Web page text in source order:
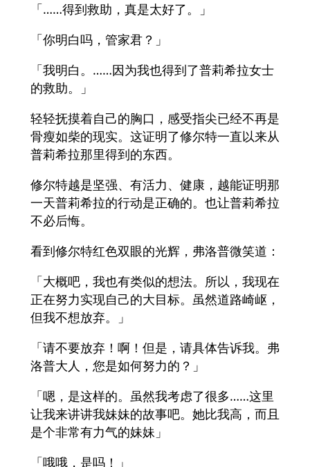
「……得到救助，真是太好了。」
「你明白吗，管家君？」
「我明白。……因为我也得到了普莉希拉女士
的救助。」
轻轻抚摸着自己的胸口，感受指尖已经不再是
骨瘦如柴的现实。这证明了修尔特一直以来从
普莉希拉那里得到的东西。
修尔特越是坚强、有活力、健康，越能证明那
一天普莉希拉的行动是正确的。也让普莉希拉
不必后悔。
看到修尔特红色双眼的光辉，弗洛普微笑道：
「大概吧，我也有类似的想法。所以，我现在
正在努力实现自己的大目标。虽然道路崎岖，
但我不想放弃。」
「请不要放弃！啊！但是，请具体告诉我。弗
洛普大人，您是如何努力的？」
「嗯，是这样的。虽然我考虑了很多……这里
让我来讲讲我妹妹的故事吧。她比我高，而且
是个非常有力气的妹妹」
「哦哦，是吗！」